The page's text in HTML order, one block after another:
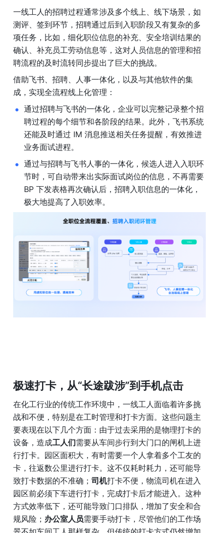
一线工人的招聘过程通常涉及多个线上、线下场景，如
测评、签到环节，招聘通过后到入职阶段又有复杂的多
项任务，比如，细化职位信息的补充、安全培训结果的
确认、补充员工劳动信息等，这对人员信息的管理和招
聘流程的及时流转同步提出了巨大的挑战。
借助飞书、招聘、人事一体化，以及与其他软件的集
成，实现全流程线上化管理：
通过招聘与飞书的一体化，企业可以完整记录整个招
聘过程的每个细节和各阶段的结果。此外，飞书系统
还能及时通过 IM 消息推送相关任务提醒，有效推进
业务面试进程。
通过与招聘与飞书人事的一体化，候选人进入入职环
节时，可自动带来出实际面试岗位的信息，不再需要
BP 下发表格再次确认后，招聘入职信息的一体化，
极大地提高了入职效率。
极速打卡，从“长途跋涉”到手机点击
在化工行业的传统工作环境中，一线工人面临着许多挑
战和不便，特别是在工时管理和打卡方面。这些问题主
要表现在以下几个方面：由于过去采用的是物理打卡的
设备，造成工人们需要从车间步行到大门口的闸机上进
行打卡。园区面积大，有时需要一个人拿着多个工友的
卡，往返数公里进行打卡。这不仅耗时耗力，还可能导
致打卡数据的不准确； 司机打卡不便，物流司机在进入
园区前必须下车进行打卡，完成打卡后才能进入。这种
方式效率低下，还可能导致门口排队，增加了安全和合
规风险； 办公室人员需要手动打卡，尽管他们的工作场